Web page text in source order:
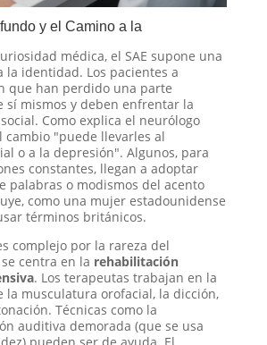
y el Camino a la
médica, el SAE supone una
la identidad. Los pacientes a
que han perdido una parte
sí mismos y deben enfrentar la
Como explica el neurólogo
cambio "puede llevarles al
o a la depresión". Algunos, para
constantes, llegan a adoptar
palabras o modismos del acento
como una mujer estadounidense
términos británicos.
complejo por la rareza del
centra en la rehabilitación
. Los terapeutas trabajan en la
la musculatura orofacial, la dicción,
. Técnicas como la
auditiva demorada (que se usa